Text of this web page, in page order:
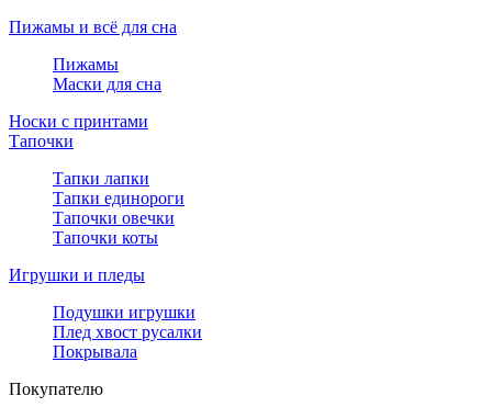
Пижамы и всё для сна
Пижамы
Маски для сна
Носки с принтами
Тапочки
Тапки лапки
Тапки единороги
Тапочки овечки
Тапочки коты
Игрушки и пледы
Подушки игрушки
Плед хвост русалки
Покрывала
Покупателю